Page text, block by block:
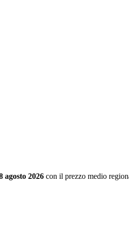
agosto 2026 con il prezzo medio